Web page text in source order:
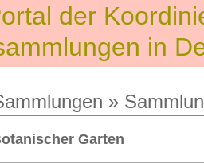
der
in
»
Garten